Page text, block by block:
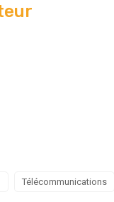
Télécommunications